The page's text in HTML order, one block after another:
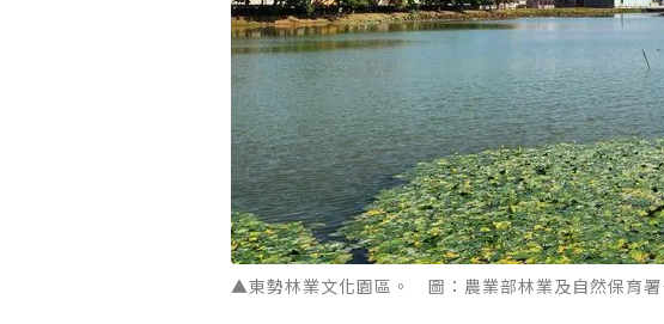
▲東勢林業文化園區。 圖：農業部林業及自然保育署